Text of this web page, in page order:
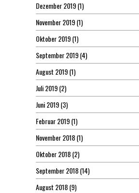
Dezember 2019(1)
November 2019(1)
Oktober 2019(1)
September 2019(4)
August 2019(1)
Juli 2019(2)
Juni 2019(3)
Februar 2019(1)
November 2018(1)
Oktober 2018(2)
September 2018(14)
August 2018(9)